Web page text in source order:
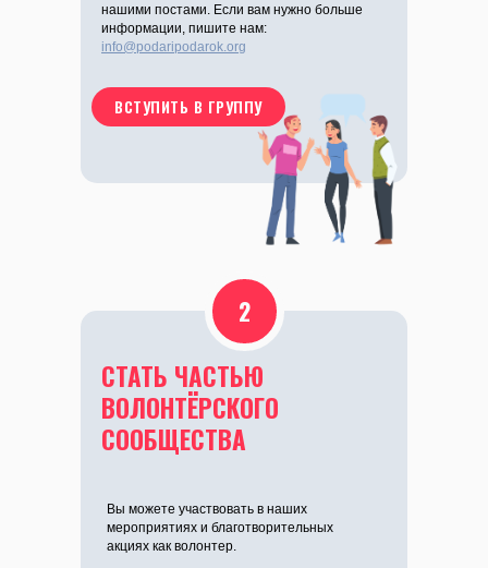
нашими постами. Если вам нужно больше
информации, пишите нам:
info@podaripodarok.org
СТАТЬ ЧАСТЬЮ
ВОЛОНТЁРСКОГО
СООБЩЕСТВА
Вы можете участвовать в наших
мероприятиях и благотворительных
акциях как волонтер.
2
ВСТУПИТЬ В ГРУППУ